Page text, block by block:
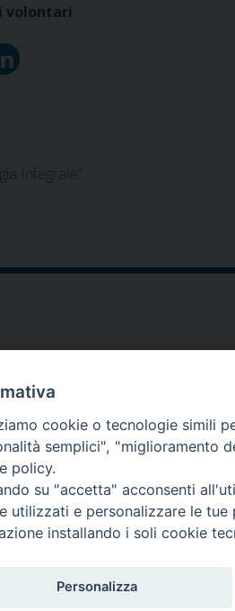
volontari
Integrale”
(BT)
Per invio di
cookie o tecnologie simili
semplici", "miglioramento
policy.
su "accetta" acconsenti
utilizzati e personalizzare le
installando i soli cookie
Personalizza